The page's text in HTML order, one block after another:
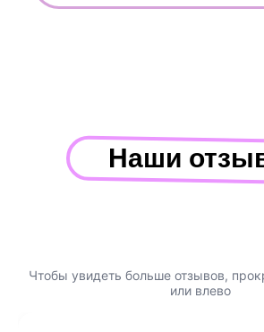
Наши
Чтобы увидеть больше отзывов,
или влево